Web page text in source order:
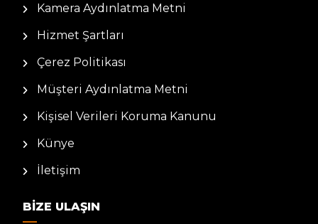
Kamera Aydınlatma Metni
Hizmet Şartları
Çerez Politikası
Müşteri Aydınlatma Metni
Kişisel Verileri Koruma Kanunu
Künye
İletişim
BIZE ULAŞIN